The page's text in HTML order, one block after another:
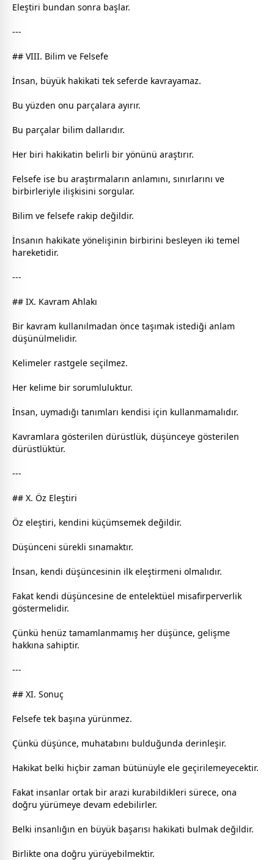
Eleştiri bundan sonra başlar.
---
## VIII. Bilim ve Felsefe
İnsan, büyük hakikati tek seferde kavrayamaz.
Bu yüzden onu parçalara ayırır.
Bu parçalar bilim dallarıdır.
Her biri hakikatin belirli bir yönünü araştırır.
Felsefe ise bu araştırmaların anlamını, sınırlarını ve
birbirleriyle ilişkisini sorgular.
Bilim ve felsefe rakip değildir.
İnsanın hakikate yönelişinin birbirini besleyen iki temel
hareketidir.
---
## IX. Kavram Ahlakı
Bir kavram kullanılmadan önce taşımak istediği anlam
düşünülmelidir.
Kelimeler rastgele seçilmez.
Her kelime bir sorumluluktur.
İnsan, uymadığı tanımları kendisi için kullanmamalıdır.
Kavramlara gösterilen dürüstlük, düşünceye gösterilen
dürüstlüktür.
---
## X. Öz Eleştiri
Öz eleştiri, kendini küçümsemek değildir.
Düşünceni sürekli sınamaktır.
İnsan, kendi düşüncesinin ilk eleştirmeni olmalıdır.
Fakat kendi düşüncesine de entelektüel misafirperverlik
göstermelidir.
Çünkü henüz tamamlanmamış her düşünce, gelişme
hakkına sahiptir.
---
## XI. Sonuç
Felsefe tek başına yürünmez.
Çünkü düşünce, muhatabını bulduğunda derinleşir.
Hakikat belki hiçbir zaman bütünüyle ele geçirilemeyecektir.
Fakat insanlar ortak bir arazi kurabildikleri sürece, ona
doğru yürümeye devam edebilirler.
Belki insanlığın en büyük başarısı hakikati bulmak değildir.
Birlikte ona doğru yürüyebilmektir.